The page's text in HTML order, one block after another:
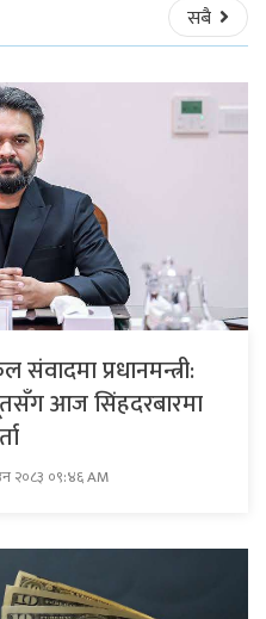
सबै
प्रधानमन्त्री:
आज सिंहदरबारमा
२०८३ ०९:४६ AM